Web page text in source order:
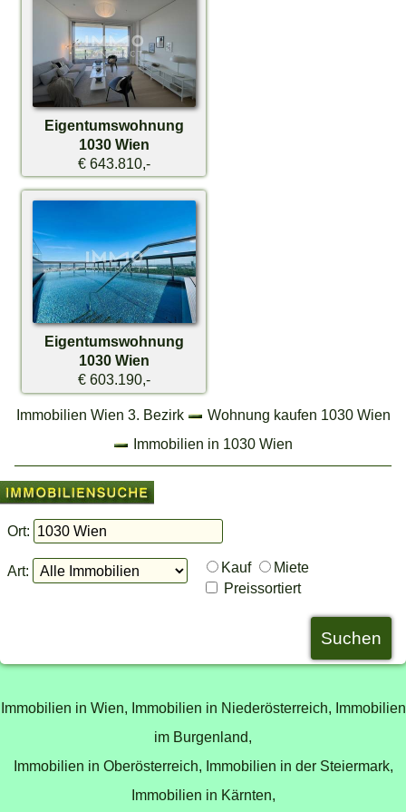
Eigentumswohnung
1030 Wien
€ 643.810,-
Eigentumswohnung
1030 Wien
€ 603.190,-
Immobilien Wien 3. Bezirk
Wohnung kaufen 1030 Wien
Immobilien in 1030 Wien
Ort:
Art: Kauf
Miete
Preissortiert
Immobilien in Wien, Immobilien in Niederösterreich, Immobilien
im Burgenland,
Immobilien in Oberösterreich, Immobilien in der Steiermark,
Immobilien in Kärnten,